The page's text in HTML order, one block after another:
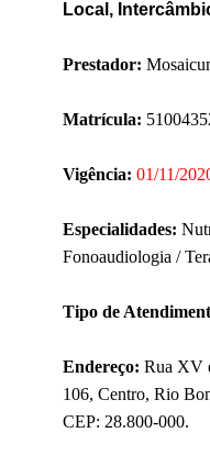
Local,
Prestador:
Matrícula:
Vigência: 01/11/
Especialidades:
Fonoaudiologia /
Tipo de
Endereço: Rua XV
106, Centro, Rio
CEP: 28.800-000.